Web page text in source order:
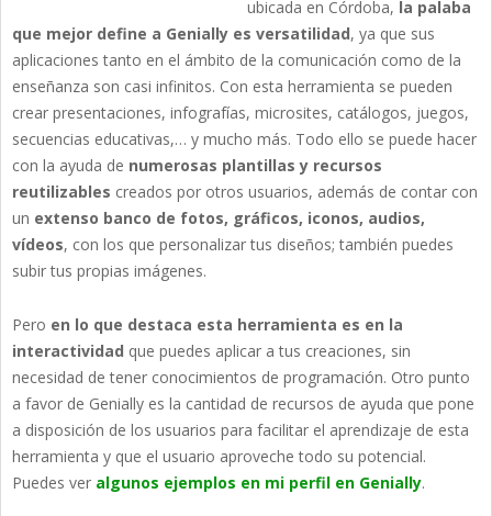
ubicada en Córdoba, la palaba
que mejor define a Genially es versatilidad, ya que sus
aplicaciones tanto en el ámbito de la comunicación como de la
enseñanza son casi infinitos. Con esta herramienta se pueden
crear presentaciones, infografías, microsites, catálogos, juegos,
secuencias educativas,… y mucho más. Todo ello se puede hacer
con la ayuda de numerosas plantillas y recursos
reutilizables creados por otros usuarios, además de contar con
un extenso banco de fotos, gráficos, iconos, audios,
vídeos, con los que personalizar tus diseños; también puedes
subir tus propias imágenes.
Pero en lo que destaca esta herramienta es en la
interactividad que puedes aplicar a tus creaciones, sin
necesidad de tener conocimientos de programación. Otro punto
a favor de Genially es la cantidad de recursos de ayuda que pone
a disposición de los usuarios para facilitar el aprendizaje de esta
herramienta y que el usuario aproveche todo su potencial.
Puedes ver algunos ejemplos en mi perfil en Genially.